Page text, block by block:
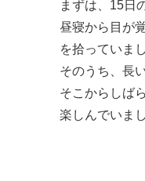
まずは、15日
昼寝から目が
を拾っていま
そのうち、長
そこからしば
楽しんでいまし